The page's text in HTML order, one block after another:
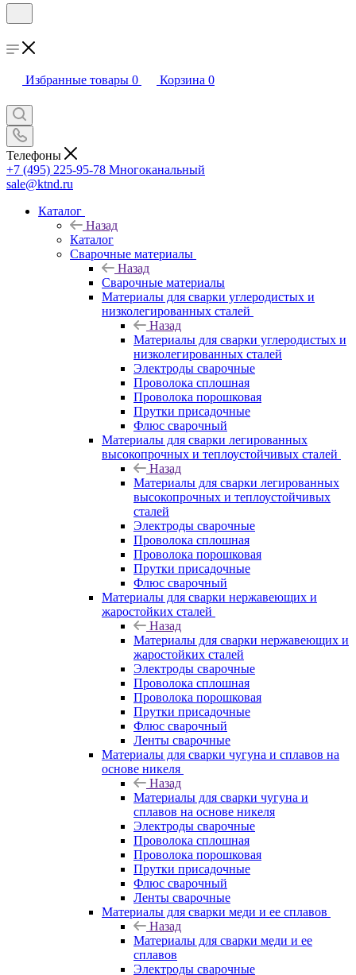
Избранные товары 0 Корзина 0
Телефоны
+7 (495) 225-95-78 Многоканальный
sale@ktnd.ru
Каталог
Назад
Каталог
Сварочные материалы
Назад
Сварочные материалы
Материалы для сварки углеродистых и
низколегированных сталей
Назад
Материалы для сварки углеродистых и
низколегированных сталей
Электроды сварочные
Проволока сплошная
Проволока порошковая
Прутки присадочные
Флюс сварочный
Материалы для сварки легированных
высокопрочных и теплоустойчивых сталей
Назад
Материалы для сварки легированных
высокопрочных и теплоустойчивых
сталей
Электроды сварочные
Проволока сплошная
Проволока порошковая
Прутки присадочные
Флюс сварочный
Материалы для сварки нержавеющих и
жаростойких сталей
Назад
Материалы для сварки нержавеющих и
жаростойких сталей
Электроды сварочные
Проволока сплошная
Проволока порошковая
Прутки присадочные
Флюс сварочный
Ленты сварочные
Материалы для сварки чугуна и сплавов на
основе никеля
Назад
Материалы для сварки чугуна и
сплавов на основе никеля
Электроды сварочные
Проволока сплошная
Проволока порошковая
Прутки присадочные
Флюс сварочный
Ленты сварочные
Материалы для сварки меди и ее сплавов
Назад
Материалы для сварки меди и ее
сплавов
Электроды сварочные